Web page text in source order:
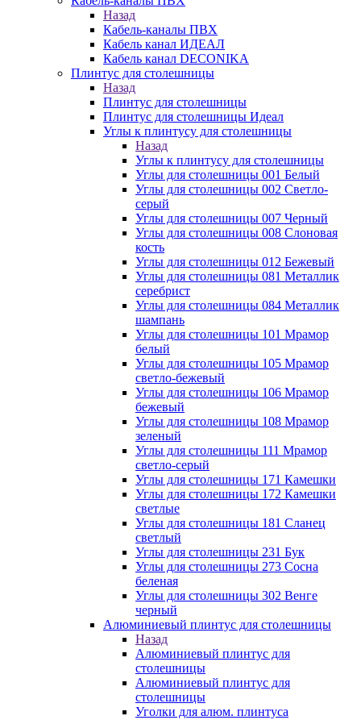
Назад
Кабель-каналы ПВХ
Кабель канал ИДЕАЛ
Кабель канал DECONIKA
Плинтус для столешницы
Назад
Плинтус для столешницы
Плинтус для столешницы Идеал
Углы к плинтусу для столешницы
Назад
Углы к плинтусу для столешницы
Углы для столешницы 001 Белый
Углы для столешницы 002 Светло-
серый
Углы для столешницы 007 Черный
Углы для столешницы 008 Слоновая
кость
Углы для столешницы 012 Бежевый
Углы для столешницы 081 Металлик
серебрист
Углы для столешницы 084 Металлик
шампань
Углы для столешницы 101 Мрамор
белый
Углы для столешницы 105 Мрамор
светло-бежевый
Углы для столешницы 106 Мрамор
бежевый
Углы для столешницы 108 Мрамор
зеленый
Углы для столешницы 111 Мрамор
светло-серый
Углы для столешницы 171 Камешки
Углы для столешницы 172 Камешки
светлые
Углы для столешницы 181 Сланец
светлый
Углы для столешницы 231 Бук
Углы для столешницы 273 Сосна
беленая
Углы для столешницы 302 Венге
черный
Алюминиевый плинтус для столешницы
Назад
Алюминиевый плинтус для
столешницы
Алюминиевый плинтус для
столешницы
Уголки для алюм. плинтуса